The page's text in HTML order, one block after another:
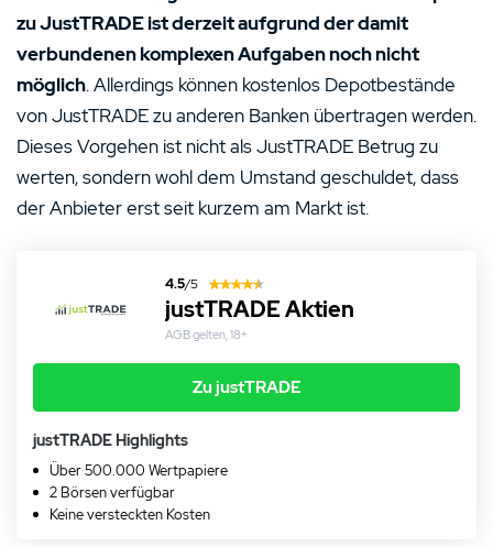
zu JustTRADE ist derzeit aufgrund der damit
verbundenen komplexen Aufgaben noch nicht
möglich. Allerdings können kostenlos Depotbestände
von JustTRADE zu anderen Banken übertragen werden.
Dieses Vorgehen ist nicht als JustTRADE Betrug zu
werten, sondern wohl dem Umstand geschuldet, dass
der Anbieter erst seit kurzem am Markt ist.
4.5/5
justTRADE Aktien
AGB gelten, 18+
Zu justTRADE
justTRADE Highlights
Über 500.000 Wertpapiere
2 Börsen verfügbar
Keine versteckten Kosten